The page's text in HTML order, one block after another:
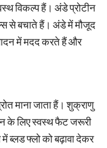
विकल्प हैं। अंडे प्रोटीन
से बचाते हैं। अंडे में मौजूद
में मदद करते हैं और
माना जाता हैं। शुक्राणु
के लिए स्वस्थ फैट जरूरी
ब्लड फ्लो को बढ़ावा देकर